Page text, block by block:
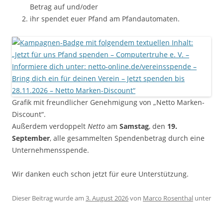
Betrag auf und/oder
ihr spendet euer Pfand am Pfandautomaten.
Grafik mit freundlicher Genehmigung von „Netto Marken-
Discount“.
Außerdem verdoppelt Netto am Samstag, den 19.
September, alle gesammelten Spendenbetrag durch eine
Unternehmensspende.
Wir danken euch schon jetzt für eure Unterstützung.
Dieser Beitrag wurde am 3. August 2026von Marco Rosenthal unter